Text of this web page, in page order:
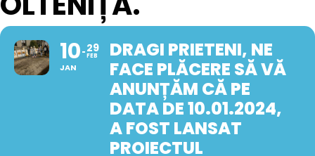
10
JAN
29
FEB
DRAGI PRIETENI, NE
FACE PLĂCERE SĂ VĂ
ANUNȚĂM CĂ PE
DATA DE 10.01.2024,
A FOST LANSAT
PROIECTUL